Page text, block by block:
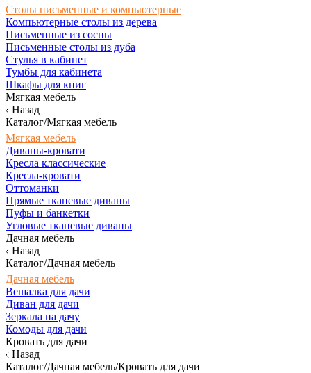
Столы письменные и компьютерные
Компьютерные столы из дерева
Письменные из сосны
Письменные столы из дуба
Стулья в кабинет
Тумбы для кабинета
Шкафы для книг
Мягкая мебель
Назад
Каталог/Мягкая мебель
Мягкая мебель
Диваны-кровати
Кресла классические
Кресла-кровати
Оттоманки
Прямые тканевые диваны
Пуфы и банкетки
Угловые тканевые диваны
Дачная мебель
Назад
Каталог/Дачная мебель
Дачная мебель
Вешалка для дачи
Диван для дачи
Зеркала на дачу
Комоды для дачи
Кровать для дачи
Назад
Каталог/Дачная мебель/Кровать для дачи